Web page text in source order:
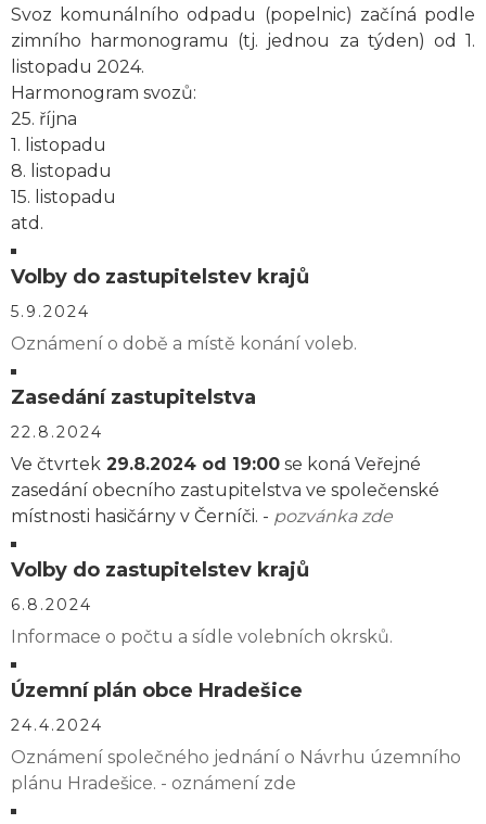
Svoz komunálního odpadu (popelnic) začíná podle
zimního harmonogramu (tj. jednou za týden) od 1.
listopadu 2024.
Harmonogram svozů:
25. října
1. listopadu
8. listopadu
15. listopadu
atd.
Volby do zastupitelstev krajů
5.9.2024
Oznámení o době a místě konání voleb.
Zasedání zastupitelstva
22.8.2024
Ve čtvrtek 29.8.2024 od 19:00 se koná Veřejné
zasedání obecního zastupitelstva ve společenské
místnosti hasičárny v Černíči. - pozvánka zde
Volby do zastupitelstev krajů
6.8.2024
Informace o počtu a sídle volebních okrsků.
Územní plán obce Hradešice
24.4.2024
Oznámení společného jednání o Návrhu územního
plánu Hradešice. - oznámení zde